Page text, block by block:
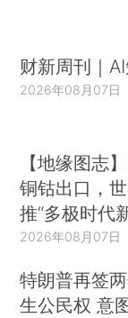
财新周刊｜
2026年08月07日
【地缘图志
铜钴出口，
推“多极时代
2026年08月07日
特朗普再签
生公民权 意